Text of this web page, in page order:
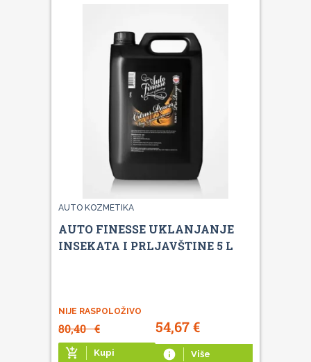
AUTO KOZMETIKA
AUTO FINESSE UKLANJANJE
INSEKATA I PRLJAVŠTINE 5 L
NIJE RASPOLOŽIVO
80,40€ 54,67€
add_shopping_cart Kupi info Više